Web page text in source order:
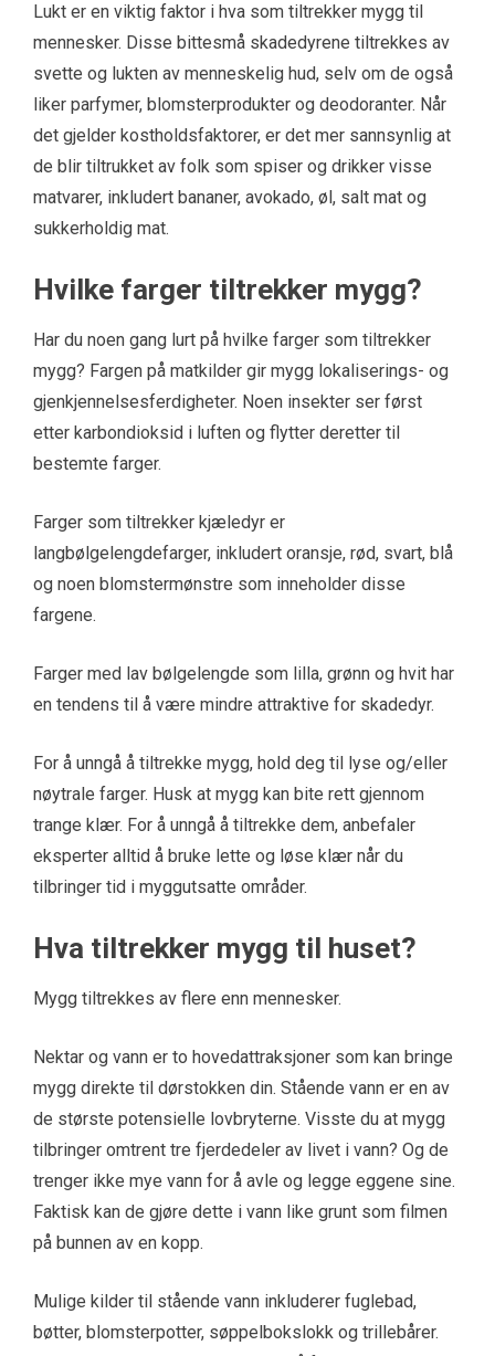
Lukt er en viktig faktor i hva som tiltrekker mygg til
mennesker. Disse bittesmå skadedyrene tiltrekkes av
svette og lukten av menneskelig hud, selv om de også
liker parfymer, blomsterprodukter og deodoranter. Når
det gjelder kostholdsfaktorer, er det mer sannsynlig at
de blir tiltrukket av folk som spiser og drikker visse
matvarer, inkludert bananer, avokado, øl, salt mat og
sukkerholdig mat.
Hvilke farger tiltrekker mygg?
Har du noen gang lurt på hvilke farger som tiltrekker
mygg? Fargen på matkilder gir mygg lokaliserings- og
gjenkjennelsesferdigheter. Noen insekter ser først
etter karbondioksid i luften og flytter deretter til
bestemte farger.
Farger som tiltrekker kjæledyr er
langbølgelengdefarger, inkludert oransje, rød, svart, blå
og noen blomstermønstre som inneholder disse
fargene.
Farger med lav bølgelengde som lilla, grønn og hvit har
en tendens til å være mindre attraktive for skadedyr.
For å unngå å tiltrekke mygg, hold deg til lyse og/eller
nøytrale farger. Husk at mygg kan bite rett gjennom
trange klær. For å unngå å tiltrekke dem, anbefaler
eksperter alltid å bruke lette og løse klær når du
tilbringer tid i myggutsatte områder.
Hva tiltrekker mygg til huset?
Mygg tiltrekkes av flere enn mennesker.
Nektar og vann er to hovedattraksjoner som kan bringe
mygg direkte til dørstokken din. Stående vann er en av
de største potensielle lovbryterne. Visste du at mygg
tilbringer omtrent tre fjerdedeler av livet i vann? Og de
trenger ikke mye vann for å avle og legge eggene sine.
Faktisk kan de gjøre dette i vann like grunt som filmen
på bunnen av en kopp.
Mulige kilder til stående vann inkluderer fuglebad,
bøtter, blomsterpotter, søppelbokslokk og trillebårer.